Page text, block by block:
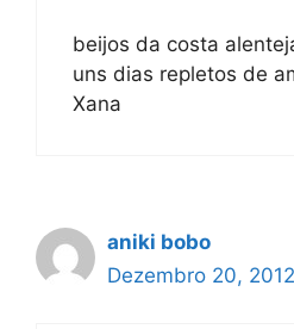
beijos da costa
uns dias repletos de
Xana
aniki bobo
Dezembro 20,